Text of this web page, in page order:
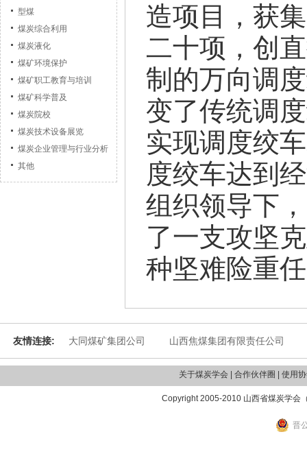
型煤
煤炭综合利用
煤炭液化
煤矿环境保护
煤矿职工教育与培训
煤矿科学普及
煤炭院校
煤炭技术设备展览
煤炭企业管理与行业分析
其他
造项目，获
二十项，创
制的万向调
变了传统调
实现调度绞
度绞车达到
组织领导下
了一支攻坚
种坚难险重
友情连接: 大同煤矿集团公司 山西焦煤集团有限责任公司
关于煤炭学会 | 合作伙伴圈 | 使用
Copyright 2005-2010 山西省煤炭学会
晋